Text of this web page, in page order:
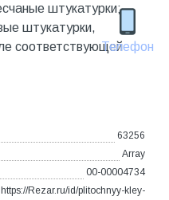
Телефон
штукатурки;
штукатурки,
соответствующей
63256
Array
00-00004734
https://Rezar.ru/id/plitochnyy-kley-